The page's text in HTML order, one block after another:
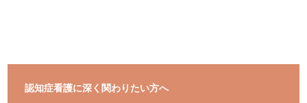
認知症看護に深く関わりたい方へ